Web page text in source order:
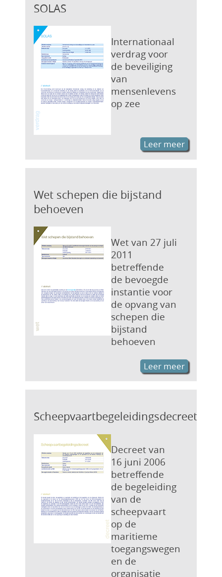
SOLAS
Internationaal
verdrag voor
de beveiliging
van
mensenlevens
op zee
Leer meer
Wet schepen die bijstand
behoeven
Wet van 27 juli
2011
betreffende
de bevoegde
instantie voor
de opvang van
schepen die
bijstand
behoeven
Leer meer
Scheepvaartbegeleidingsdecreet
Decreet van
16 juni 2006
betreffende
de begeleiding
van de
scheepvaart
op de
maritieme
toegangswegen
en de
organisatie